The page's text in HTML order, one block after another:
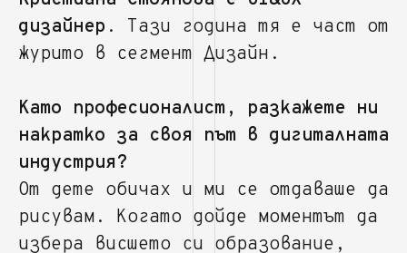
дизайнер . Тази година тя е част от
журито в сегмент Дизайн.
Като професионалист, разкажете ни
накратко за своя път в дигиталната
индустрия?
От дете обичах и ми се отдаваше да
рисувам. Когато дойде моментът да
избера висшето си образование,